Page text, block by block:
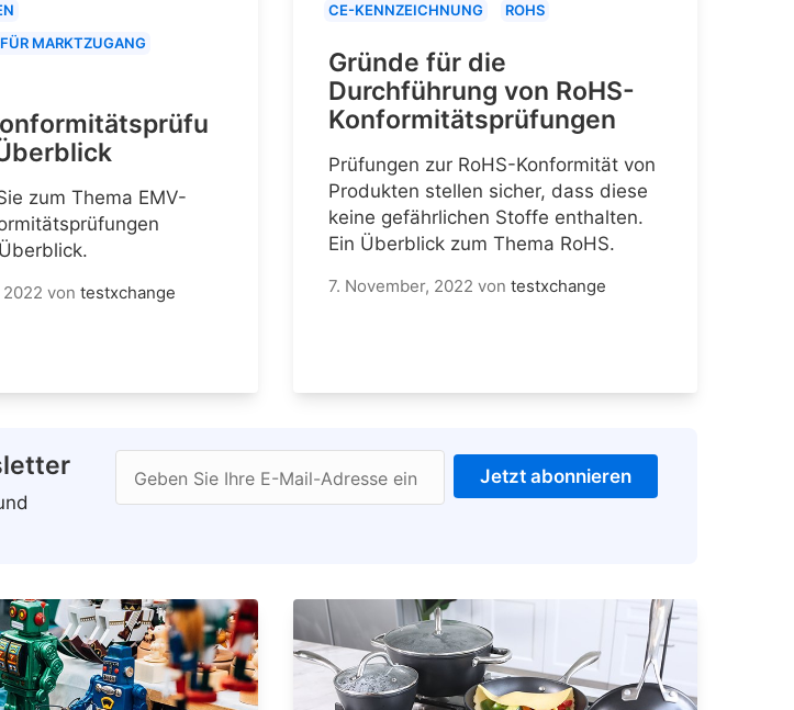
MARKTZUGANG
zum Thema EMV-
2022 von testxchange
CE-KENNZEICHNUNG
ROHS
Gründe für die
Durchführung von RoHS-
Konformitätsprüfungen
Prüfungen zur RoHS-Konformität von
Produkten stellen sicher, dass diese
keine gefährlichen Stoffe enthalten.
Ein Überblick zum Thema RoHS.
7. November, 2022 von testxchange
Geben Sie Ihre E-Mail-Adresse ein Jetzt abonnieren